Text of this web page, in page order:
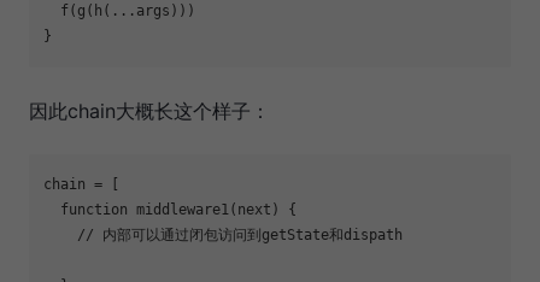
  f(g(h(...args)))
因此chain大概长这个样子：
chain = [
function middleware1 ( next ) {
// 内部可以通过闭包访问到getState和dispath